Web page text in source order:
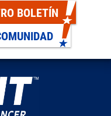
BOLETÍN